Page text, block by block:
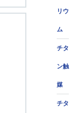
リウ
ム
チタ
ン触
媒
チタ